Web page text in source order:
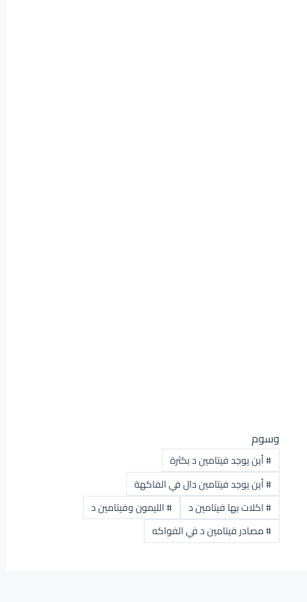
وسوم
#أين يوجد فيتامين د بكثرة
#أين يوجد فيتامين دال في الفاكهة
#اكلات بها فيتامين د #الليمون وفيتامين د
#مصادر فيتامين د في الفواكه